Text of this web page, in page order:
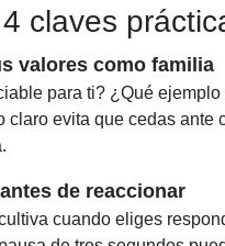
claves
valores como familia
para ti? ¿Qué ejemplo
claro evita que cedas ante
antes de reaccionar
cuando eliges